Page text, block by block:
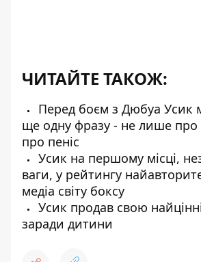
ЧИТАЙТЕ ТАКОЖ:
Перед боєм з Дюбуа Усик
ще одну фразу - не лише про
про пеніс
Усик на першому місці,
ваги, у рейтингу
медіа світу боксу
Усик продав свою
заради дитини